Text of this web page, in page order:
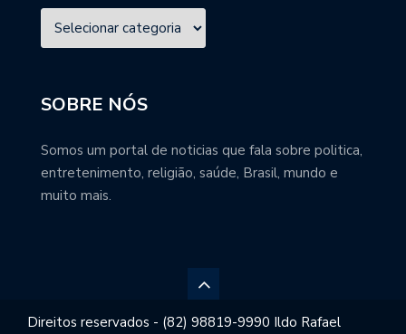
SOBRE NÓS
Somos um portal de noticias que fala sobre politica,
entretenimento, religião, saúde, Brasil, mundo e
muito mais.
Direitos reservados - (82) 98819-9990 Ildo Rafael